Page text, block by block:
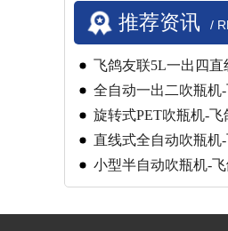
推荐资讯 /
飞鸽友联5L一出四
高度认可
全自动一出二吹瓶机
旋转式PET吹瓶机-飞
直线式全自动吹瓶机
小型半自动吹瓶机-